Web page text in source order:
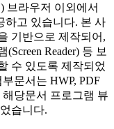
브라우저 이외에서
하고 있습니다. 본 사
기반으로 제작되어,
Reader) 등 보
수 있도록 제작되었
문서는 HWP, PDF
당문서 프로그램 뷰
습니다.